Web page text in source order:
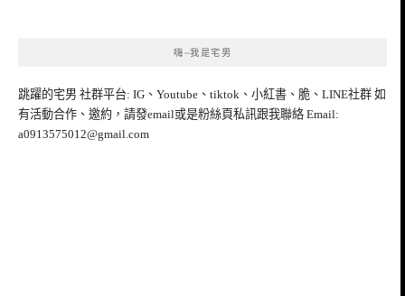
嗨~我是宅男
跳躍的宅男 社群平台: IG、Youtube、tiktok、小紅書、脆、LINE社群 如
有活動合作、邀約，請發email或是粉絲頁私訊跟我聯絡 Email:
a0913575012@gmail.com